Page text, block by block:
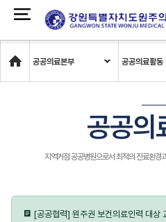
Home
공공의료본부 공공의료활동
공공의
지역거점 공공병원으로서 최적의 진료환경
[공공협력] 원주권 보건의료인력 대상